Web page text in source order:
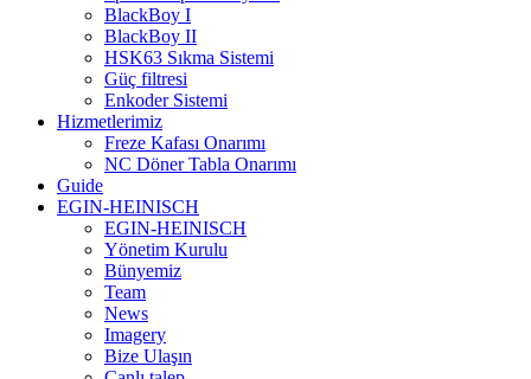
BlackBoy I
BlackBoy II
HSK63 Sıkma Sistemi
Güç filtresi
Enkoder Sistemi
Hizmetlerimiz
Freze Kafası Onarımı
NC Döner Tabla Onarımı
Guide
EGIN-HEINISCH
EGIN-HEINISCH
Yönetim Kurulu
Bünyemiz
Team
News
Imagery
Bize Ulaşın